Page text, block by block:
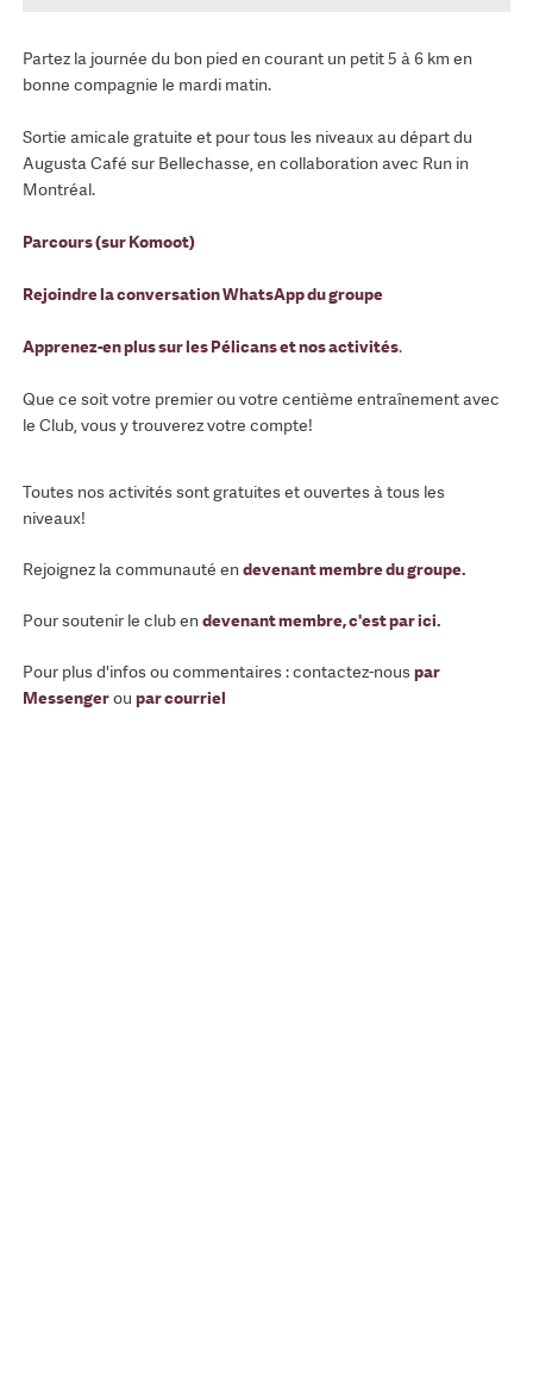
Partez la journée du bon pied en courant un petit 5 à 6 km en
bonne compagnie le mardi matin.
Sortie amicale gratuite et pour tous les niveaux au départ du
Augusta Café sur Bellechasse, en collaboration avec Run in
Montréal.
Parcours (sur Komoot)
Rejoindre la conversation WhatsApp du groupe
Apprenez-en plus sur les Pélicans et nos activités.
Que ce soit votre premier ou votre centième entraînement avec
le Club, vous y trouverez votre compte!
Toutes nos activités sont gratuites et ouvertes à tous les
niveaux!
Rejoignez la communauté endevenant membre du groupe.
Pour soutenir le club endevenant membre, c'est par ici.
Pour plus d'infos ou commentaires : contactez-nouspar
Messengerou par courriel